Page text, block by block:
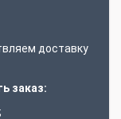
доставку
заказ: